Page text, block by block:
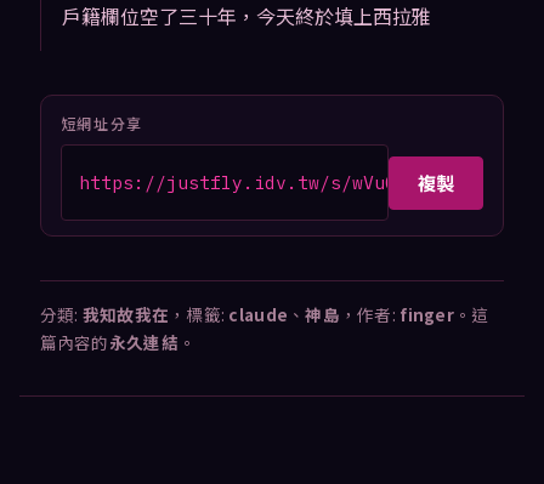
戶籍欄位空了三十年，今天終於填上西拉雅
短網址分享
https://justfly.idv.tw/s/wVuGKGk複製
分類: 我知故我在 ，標籤: claude 、神島 ，作者: finger。這
篇內容的永久連結 。